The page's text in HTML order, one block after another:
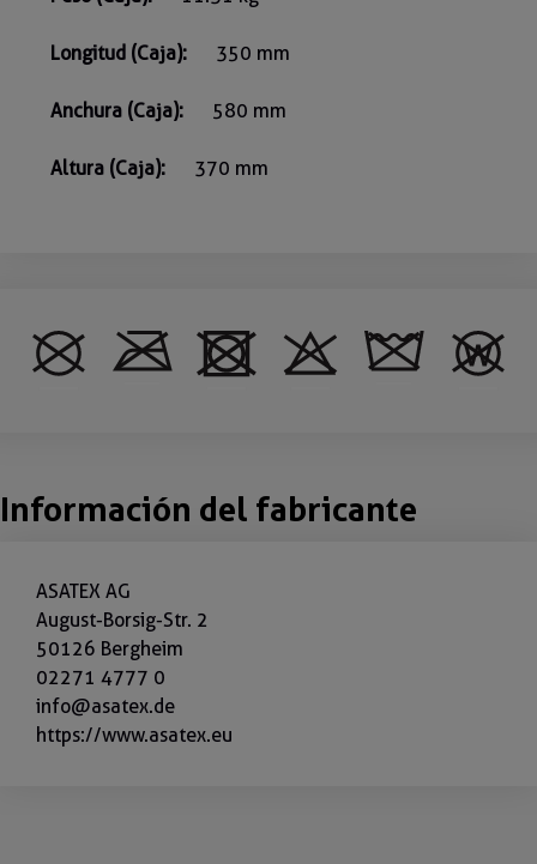
Longitud (Caja): 350 mm
Anchura (Caja): 580 mm
Altura (Caja): 370 mm
Información del fabricante
ASATEX AG
August-Borsig-Str. 2
50126 Bergheim
02271 4777 0
info@asatex.de
https://www.asatex.eu